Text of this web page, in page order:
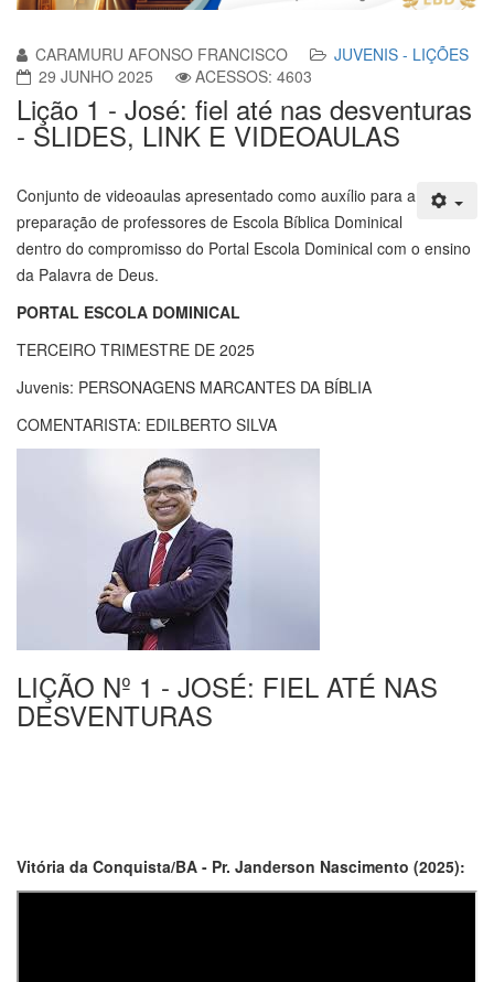
CARAMURU AFONSO FRANCISCO
JUVENIS - LIÇÕES
29 JUNHO 2025
ACESSOS: 4603
Lição 1 - José: fiel até nas desventuras
- SLIDES, LINK E VIDEOAULAS
Conjunto de videoaulas apresentado como auxílio para a
preparação de professores de Escola Bíblica Dominical
dentro do compromisso do Portal Escola Dominical com o ensino
da Palavra de Deus.
PORTAL ESCOLA DOMINICAL
TERCEIRO TRIMESTRE DE 2025
Juvenis: PERSONAGENS MARCANTES DA BÍBLIA
COMENTARISTA: EDILBERTO SILVA
LIÇÃO Nº 1 - JOSÉ: FIEL ATÉ NAS
DESVENTURAS
Vitória da Conquista/BA - Pr. Janderson Nascimento (2025):